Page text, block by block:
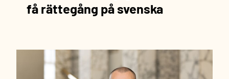
få rättegång på svenska